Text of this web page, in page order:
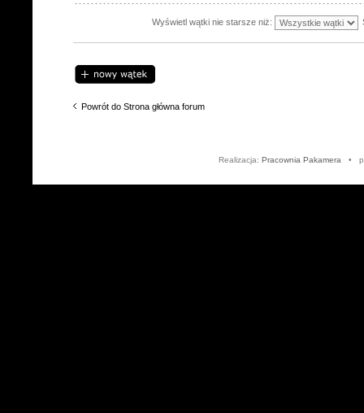
Wyświetl wątki nie starsze niż:
Napisz wątek
Powrót do Strona główna forum
Realizacja: Pracownia Pakamera •